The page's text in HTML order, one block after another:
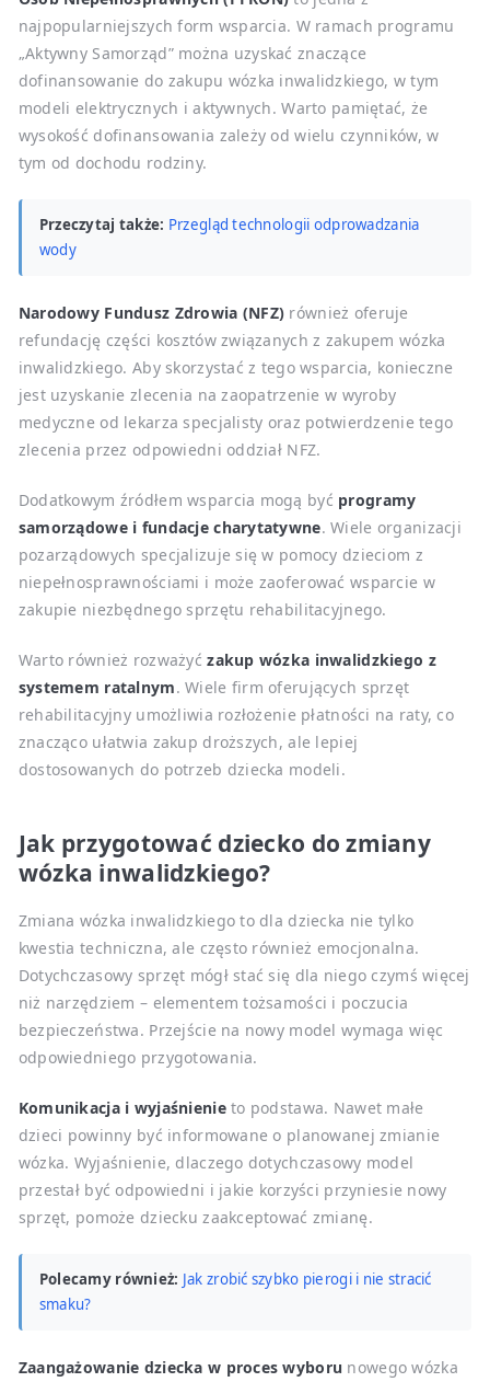
najpopularniejszych form wsparcia. W ramach programu
„Aktywny Samorząd” można uzyskać znaczące
dofinansowanie do zakupu wózka inwalidzkiego, w tym
modeli elektrycznych i aktywnych. Warto pamiętać, że
wysokość dofinansowania zależy od wielu czynników, w
tym od dochodu rodziny.
Przeczytaj także: Przegląd technologii odprowadzania
wody
Narodowy Fundusz Zdrowia (NFZ) również oferuje
refundację części kosztów związanych z zakupem wózka
inwalidzkiego. Aby skorzystać z tego wsparcia, konieczne
jest uzyskanie zlecenia na zaopatrzenie w wyroby
medyczne od lekarza specjalisty oraz potwierdzenie tego
zlecenia przez odpowiedni oddział NFZ.
Dodatkowym źródłem wsparcia mogą być programy
samorządowe i fundacje charytatywne. Wiele organizacji
pozarządowych specjalizuje się w pomocy dzieciom z
niepełnosprawnościami i może zaoferować wsparcie w
zakupie niezbędnego sprzętu rehabilitacyjnego.
Warto również rozważyćzakup wózka inwalidzkiego z
systemem ratalnym. Wiele firm oferujących sprzęt
rehabilitacyjny umożliwia rozłożenie płatności na raty, co
znacząco ułatwia zakup droższych, ale lepiej
dostosowanych do potrzeb dziecka modeli.
Jak przygotować dziecko do zmiany
wózka inwalidzkiego?
Zmiana wózka inwalidzkiego to dla dziecka nie tylko
kwestia techniczna, ale często również emocjonalna.
Dotychczasowy sprzęt mógł stać się dla niego czymś więcej
niż narzędziem – elementem tożsamości i poczucia
bezpieczeństwa. Przejście na nowy model wymaga więc
odpowiedniego przygotowania.
Komunikacja i wyjaśnienieto podstawa. Nawet małe
dzieci powinny być informowane o planowanej zmianie
wózka. Wyjaśnienie, dlaczego dotychczasowy model
przestał być odpowiedni i jakie korzyści przyniesie nowy
sprzęt, pomoże dziecku zaakceptować zmianę.
Polecamy również: Jak zrobić szybko pierogi i nie stracić
smaku?
Zaangażowanie dziecka w proces wyboru nowego wózka